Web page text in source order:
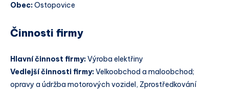
Obec:Ostopovice
Činnosti firmy
Hlavní činnost firmy:Výroba elektřiny
Vedlejší činnosti firmy:Velkoobchod a maloobchod;
opravy a údržba motorových vozidel, Zprostředkování